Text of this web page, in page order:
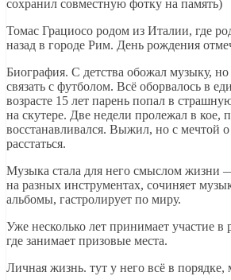
сохранил совместную фотку на память)
Томас Грациосо родом из Италии, где
назад в городе Рим. День рождения
Биография. С детства обожал музыку,
связать с футболом. Всё оборвалось в
возрасте 15 лет парень попал в
на скутере. Две недели пролежал в кое,
восстанавливался. Выжил, но с мечтой
расстаться.
Музыка стала для него смыслом жизни
на разных инструментах, сочиняет
альбомы, гастролирует по миру.
Уже несколько лет принимает участие в
где занимает призовые места.
Личная жизнь. тут у него всё в порядке,